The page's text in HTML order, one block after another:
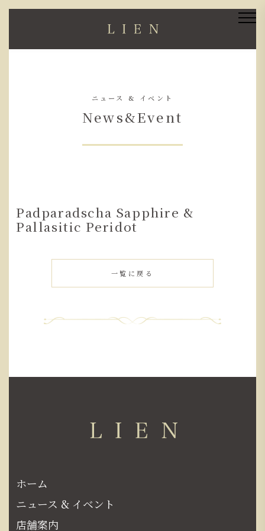
ニュース & イベント
News&Event
Padparadscha Sapphire &
Pallasitic Peridot
一覧に戻る
ホーム
ニュース & イベント
店舗案内